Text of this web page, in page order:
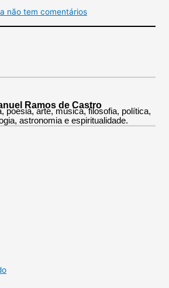
não tem comentários
Ramos de Castro
poesia, arte, música, filosofia, política,
astronomia e espiritualidade.